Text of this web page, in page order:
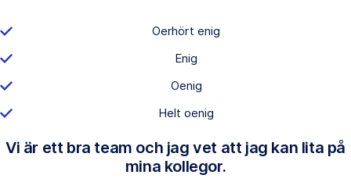
Oerhört enig
Enig
Oenig
Helt oenig
Vi är ett bra team och jag vet att jag kan lita på
mina kollegor.